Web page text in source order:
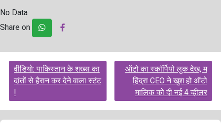
No Data
Share on
Post
navigation
वीडियो: पाकिस्तान के शख्स का
दांतों से हैरान कर देने वाला स्टंट
!
ऑटो का स्कॉर्पियो लुक देख, म
हिंद्रा CEO ने खुश हो ऑटो
मालिक को दी नई 4 व्हीलर